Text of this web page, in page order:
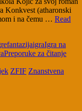
Konkvest (atharonski
i na čemu … Read
fantazijaigraIgra na
Preporuke za čitanje
ZFIF Znanstvena